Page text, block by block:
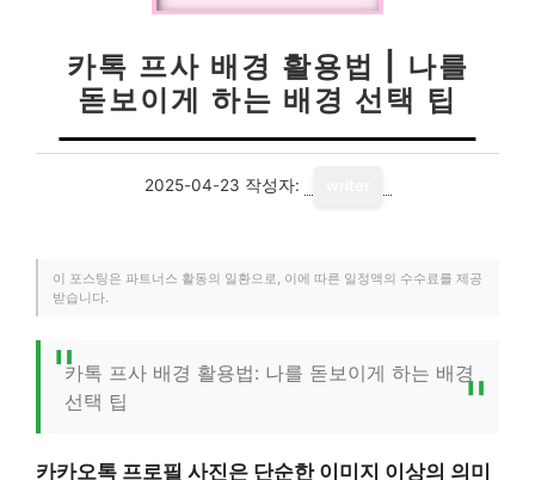
카톡 프사 배경 활용법 | 나를
돋보이게 하는 배경 선택 팁
2025-04-23 작성자:
이 포스팅은 파트너스 활동의 일환으로, 이에 따른 일정액의 수수료를 제공
받습니다.
카톡 프사 배경 활용법: 나를 돋보이게 하는 배경
선택 팁
카카오톡 프로필 사진은 단순한 이미지 이상의 의미